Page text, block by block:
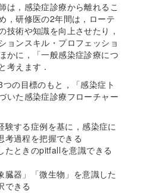
は，感染症診療から離れるこ
，研修医の2年間は，ローテ
技術や知識を向上させたり，
ョンスキル・プロフェッショ
かに，「一般感染症診療につ
考えます．
の目標のもと，「感染症ト
いた感染症診療フローチャー
験する症例を基に，感染症に
考過程を把握できる
たときのpitfallを意識できる
臓器」「微生物」を意識した
できる